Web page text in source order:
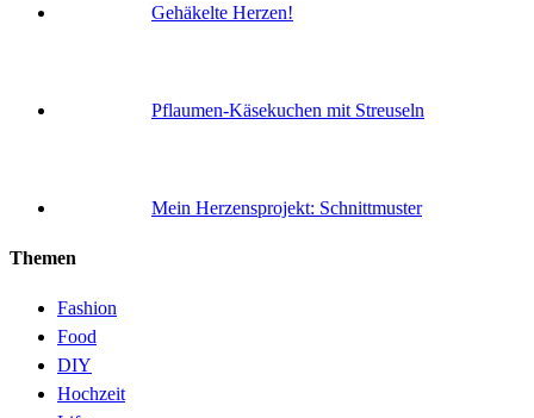
Gehäkelte Herzen!
Pflaumen-Käsekuchen mit Streuseln
Mein Herzensprojekt: Schnittmuster
Themen
Fashion
Food
DIY
Hochzeit